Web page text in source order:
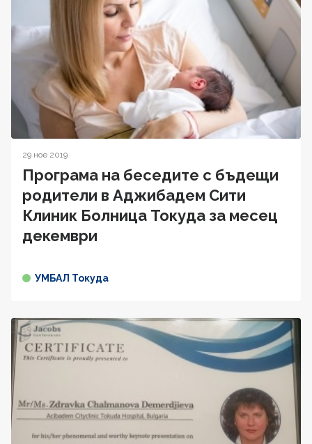
29 ное 2019
Програма на беседите с бъдещи
родители в Аджибадем Сити
Клиник Болница Токуда за месец
декември
УМБАЛ Токуда